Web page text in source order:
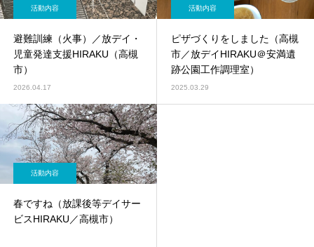
活動内容
避難訓練（火事）／放デイ・
児童発達支援HIRAKU（高槻
市）
2026.04.17
活動内容
ピザづくりをしました（高槻
市／放デイHIRAKU＠安満遺
跡公園工作調理室）
2025.03.29
活動内容
春ですね（放課後等デイサー
ビスHIRAKU／高槻市）